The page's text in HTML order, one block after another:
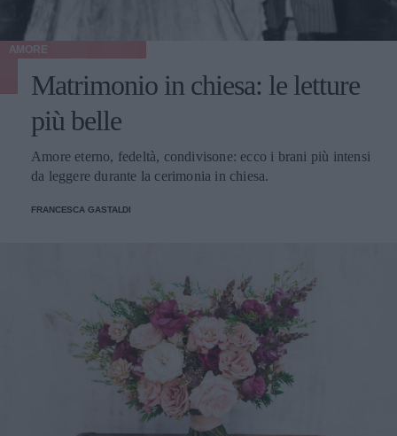
AMORE
Matrimonio in chiesa: le letture
più belle
Amore eterno, fedeltà, condivisone: ecco i brani più intensi
da leggere durante la cerimonia in chiesa.
FRANCESCA GASTALDI